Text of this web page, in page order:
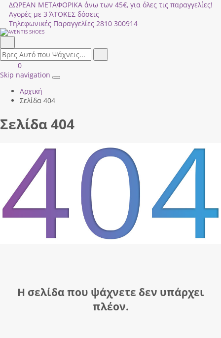
ΔΩΡΕΑΝ ΜΕΤΑΦΟΡΙΚΑ άνω των 45€, για όλες τις παραγγελίες!
Αγορές με 3 ΆΤΟΚΕΣ δόσεις
Τηλεφωνικές Παραγγελίες 2810 300914
field.search
Είσοδος
|
ΚΑΛΑΘΙ
ΑΓΟΡΩΝ
0
Skip navigation
Toggle
Αρχική
Σελίδα 404
Σελίδα 404
Η σελίδα που ψάχνετε δεν υπάρχει
πλέον.